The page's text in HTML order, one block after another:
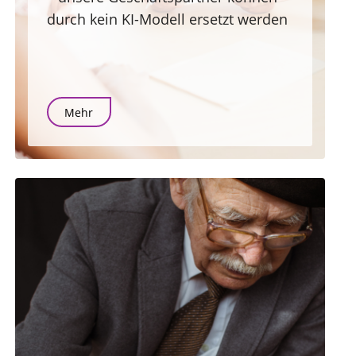
durch kein KI-Modell ersetzt werden
Mehr